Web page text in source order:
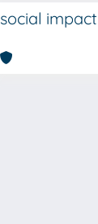
social impact